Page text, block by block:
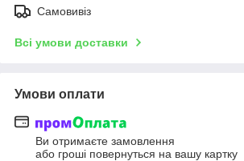
Самовивіз
Всі умови доставки
Умови оплати
Ви отримаєте замовлення
або гроші повернуться на вашу картку